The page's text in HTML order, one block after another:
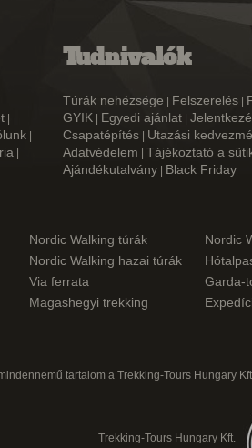
|
|
|
Tudnivalók
Túrák nehézsége | Felszerelés |
GYIK | Egyedi ajánlat |
Csapatépítés | Utazási
Adatvédelem | Tájékoztató a
Ajándékutalvány | Black Friday
Nordic Walking túrák
Nordic
Nordic Walking hazai túrák
Via ferrata
Garda-
Magashegyi trekking
tartalom a Trekking-Tours Hungary
Trekking-Tours Hungary Kft.